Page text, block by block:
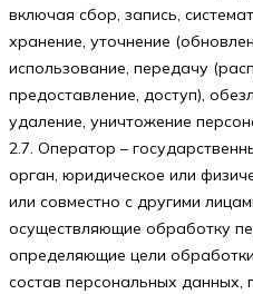
включая сбор, запись,
хранение, уточнение
использование, передачу
предоставление, доступ),
удаление, уничтожение
2.7. Оператор –
орган, юридическое или
или совместно с другими
осуществляющие обработку
определяющие цели
состав персональных